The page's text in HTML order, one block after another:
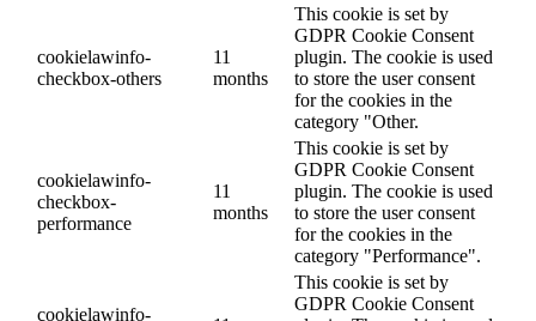
cookielawinfo-
checkbox-others
11
months
This cookie is set by
GDPR Cookie Consent
plugin. The cookie is used
to store the user consent
for the cookies in the
category "Other.
cookielawinfo-
checkbox-
performance
11
months
This cookie is set by
GDPR Cookie Consent
plugin. The cookie is used
to store the user consent
for the cookies in the
category "Performance".
cookielawinfo-
This cookie is set by
GDPR Cookie Consent